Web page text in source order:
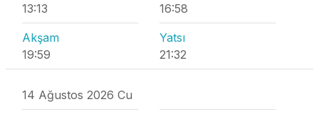
13:13
16:58
Akşam
19:59
Yatsı
21:32
14 Ağustos 2026 Cu